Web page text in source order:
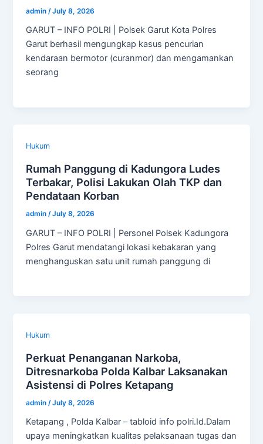
admin /July 8, 2026
GARUT – INFO POLRI | Polsek Garut Kota Polres
Garut berhasil mengungkap kasus pencurian
kendaraan bermotor (curanmor) dan mengamankan
seorang
Hukum
Rumah Panggung di Kadungora Ludes
Terbakar, Polisi Lakukan Olah TKP dan
Pendataan Korban
admin/July 8, 2026
GARUT – INFO POLRI | Personel Polsek Kadungora
Polres Garut mendatangi lokasi kebakaran yang
menghanguskan satu unit rumah panggung di
Hukum
Perkuat Penanganan Narkoba,
Ditresnarkoba Polda Kalbar Laksanakan
Asistensi di Polres Ketapang
admin /July 8, 2026
Ketapang , Polda Kalbar – tabloid info polri.Id.Dalam
upaya meningkatkan kualitas pelaksanaan tugas dan